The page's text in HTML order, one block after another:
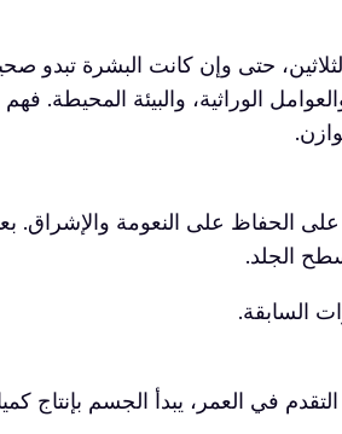
حتى وإن كانت البشرة تبدو
الوراثية، والبيئة المحيطة.
على النعومة والإشراق. بعد
الجلد.
السابقة.
في العمر، يبدأ الجسم بإنتاج